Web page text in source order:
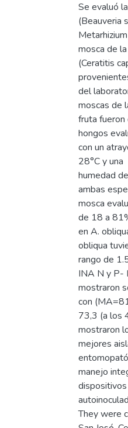
Se evaluó
(Beauveria
mosca de
(Ceratitis
del
moscas de
fruta fueron
hongos
con un
28°C y una
humedad
ambas
mosca
de 18 a
en A.
obliqua
rango de
INA N y P-
mostraron
con
73,3 (a los
mostraron
mejores
manejo
dispositivos
They were